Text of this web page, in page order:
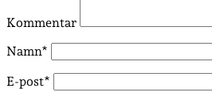
Kommentar
Namn*
E-post*